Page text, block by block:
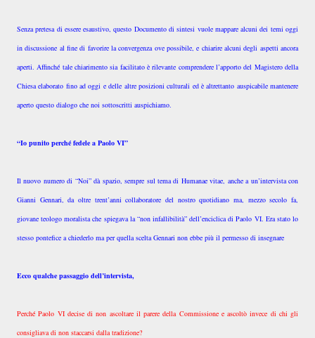
Senza pretesa di essere esaustivo, questo Documento di sintesi vuole mappare alcuni dei temi oggi
in discussione al fine di favorire la convergenza ove possibile, e chiarire alcuni degli aspetti ancora
aperti. Affinché tale chiarimento sia facilitato è rilevante comprendere l’apporto del Magistero della
Chiesa elaborato fino ad oggi e delle altre posizioni culturali ed è altrettanto auspicabile mantenere
aperto questo dialogo che noi sottoscritti auspichiamo.
“Io punito perché fedele a Paolo VI”
Il nuovo numero di “Noi” dà spazio, sempre sul tema di Humanae vitae, anche a un’intervista con
Gianni Gennari, da oltre trent’anni collaboratore del nostro quotidiano ma, mezzo secolo fa,
giovane teologo moralista che spiegava la “non infallibilità” dell’enciclica di Paolo VI. Era stato lo
stesso pontefice a chiederlo ma per quella scelta Gennari non ebbe più il permesso di insegnare
Ecco qualche passaggio dell’intervista,
Perché Paolo VI decise di non ascoltare il parere della Commissione e ascoltò invece di chi gli
consigliava di non staccarsi dalla tradizione?